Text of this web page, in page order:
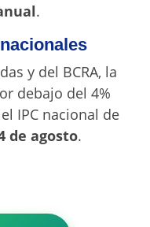
.
y del BCRA, la
debajo del 4%
IPC nacional de
de agosto.